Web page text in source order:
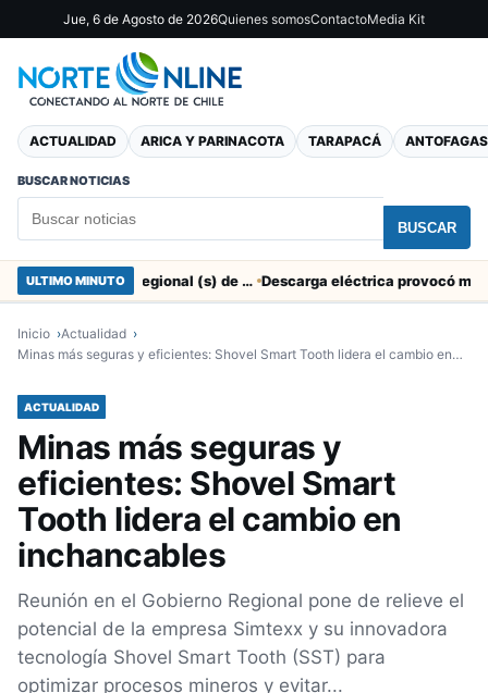
Jue, 6 de Agosto de 2026Quienes somosContactoMedia Kit
ACTUALIDAD ARICA Y PARINACOTA TARAPACÁ
BUSCAR NOTICIAS
BUSCAR
ULTIMO MINUTO SERNAC pidió la renuncia a Director Regional (s) de Arica por contratar solo a militantes del Gobierno
Inicio
Actualidad
Minas más seguras y eficientes: Shovel Smart Tooth lidera el cambio en…
ACTUALIDAD
Minas más seguras y
eficientes: Shovel Smart
Tooth lidera el cambio en
inchancables
Reunión en el Gobierno Regional pone de relieve el
potencial de la empresa Simtexx y su innovadora
tecnología Shovel Smart Tooth (SST) para
optimizar procesos mineros y evitar...